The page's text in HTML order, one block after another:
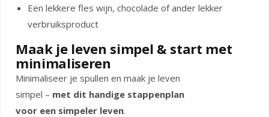
Een lekkere fles wijn, chocolade of ander lekker
verbruiksproduct
Maak je leven simpel & start met
minimaliseren
Minimaliseer je spullen en maak je leven
simpel – met dit handige stappenplan
voor een simpeler leven.